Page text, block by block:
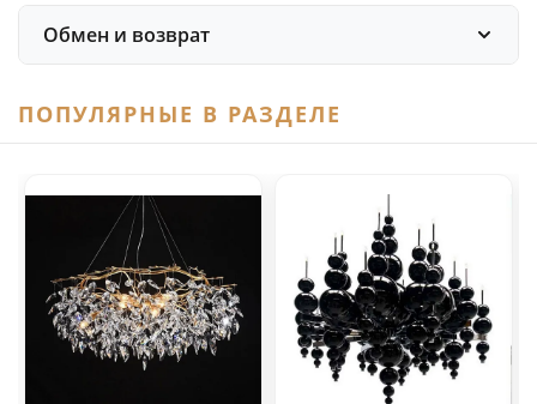
Обмен и возврат
ПОПУЛЯРНЫЕ В РАЗДЕЛЕ